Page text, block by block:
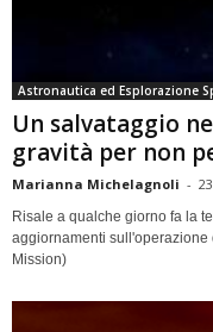
Astronautica ed Esplorazione
Un salvataggio
gravità per non
Marianna Michelagnoli -
Risale a qualche giorno fa la
aggiornamenti sull'operazione
Mission)